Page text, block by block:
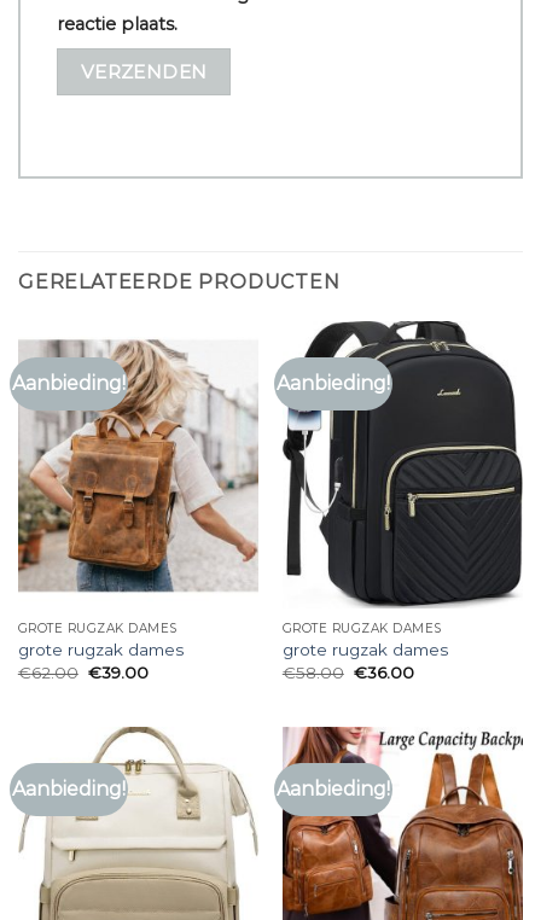
reactie plaats.
GERELATEERDE PRODUCTEN
Aanbieding!
GROTE RUGZAK DAMES
grote rugzak dames
€62.00 €39.00
Aanbieding!
GROTE RUGZAK DAMES
grote rugzak dames
€58.00 €36.00
Aanbieding! Aanbieding!